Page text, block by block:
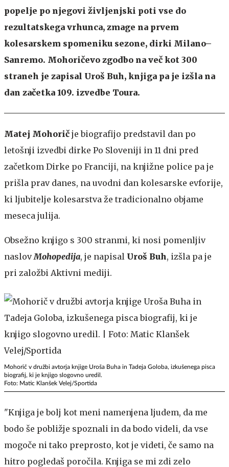
popelje po njegovi življenjski poti vse do
rezultatskega vrhunca, zmage na prvem
kolesarskem spomeniku sezone, dirki Milano–
Sanremo. Mohoričevo zgodbo na več kot 300
straneh je zapisal Uroš Buh, knjiga pa je izšla na
dan začetka 109. izvedbe Toura.
Matej Mohorič je biografijo predstavil dan po
letošnji izvedbi dirke Po Sloveniji in 11 dni pred
začetkom Dirke po Franciji, na knjižne police pa je
prišla prav danes, na uvodni dan kolesarske evforije,
ki ljubitelje kolesarstva že tradicionalno objame
meseca julija.
Obsežno knjigo s 300 stranmi, ki nosi pomenljiv
naslovMohopedija, je napisal Uroš Buh, izšla pa je
pri založbi Aktivni mediji.
Mohorič v družbi avtorja knjige Uroša Buha in Tadeja Goloba, izkušenega pisca
biografij, ki je knjigo slogovno uredil.
Foto: Matic Klanšek Velej/Sportida
"Knjiga je bolj kot meni namenjena ljudem, da me
bodo še pobližje spoznali in da bodo videli, da vse
mogoče ni tako preprosto, kot je videti, če samo na
hitro pogledaš poročila. Knjiga se mi zdi zelo